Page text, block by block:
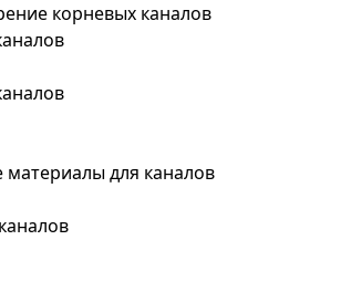
корневых каналов
для каналов